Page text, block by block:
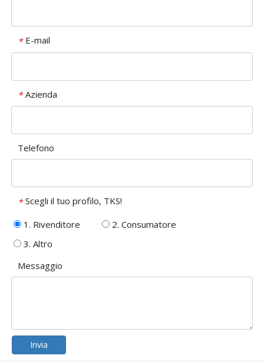
* E-mail
* Azienda
Telefono
* Scegli il tuo profilo, TKS!
1. Rivenditore
2. Consumatore
3. Altro
Messaggio
Invia